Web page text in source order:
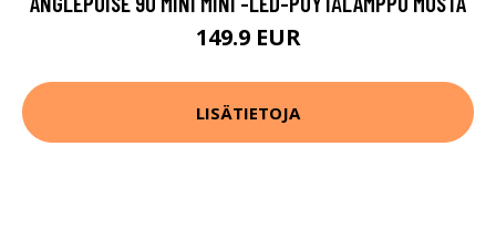
149.9 EUR
LISÄTIETOJA